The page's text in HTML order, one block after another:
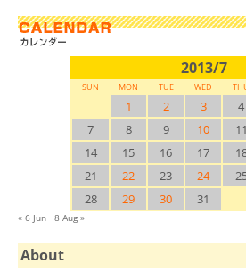
2013/7
SUN MON TUE WED
1 2 3 4
7
8 9 10 11
14
15 16 17
21
22 23 24
28
29 30 31
« 6 Jun 8 Aug »
About